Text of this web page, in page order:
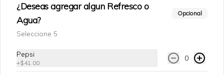
¿Deseas agregar algun Refresco o
Agua?
Opcional
Seleccione 5
Pepsi
+$41.00
0